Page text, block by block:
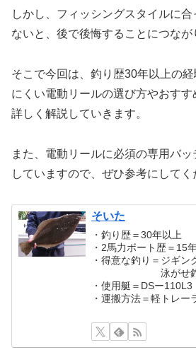
しかし、フィッシングスタイルに
ないと、後で後悔することにつなが
そこで今回は、釣り歴30年以上の
にくい電動リールの選び方やおすす
詳しく解説していきます。
また、電動リールに必須の専用バ
していますので、ぜひ参考にしてく
そいた
・釣り歴＝30年以上
・2馬力ボート歴＝15
・得意な釣り＝ジギン
泳がせ釣
・使用艇＝DSー110L3
・運搬方法＝軽トレー